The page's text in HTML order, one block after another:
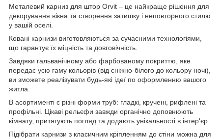
Металевий карниз для штор Orvit – це найкраще рішення для
декорування вікна та створення затишку і неповторного стилю
у вашій оселі.
Ковані карнизи виготовляються за сучасними технологіями,
що гарантує їх міцність та довговічність.
Завдяки гальванічному або фарбованому покриттю, яке
передає усю гаму кольорів (від сніжно-білого до кольору ночі),
ви зможете реалізувати будь-які ідеї по оформленню вашого
житла.
В асортименті є різні форми труб: гладкі, кручені, рифлені та
профільні. Цікаві рельєфи завжди органічно доповнюють
кімнату, притягують погляд та додають унікальності в інтер'єр.
Підібрати карнизи з класичним кріпленням до стіни можна для